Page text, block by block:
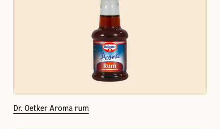
Dr. Oetker Aroma rum